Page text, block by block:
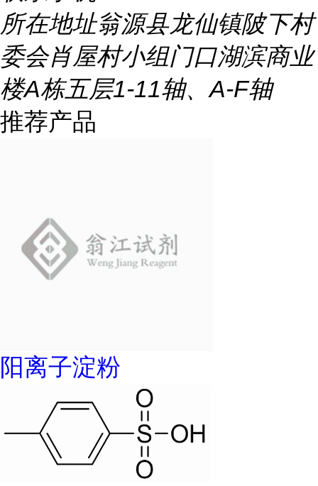
所在地址翁源县龙仙镇陂下村
委会肖屋村小组门口湖滨商业
楼A栋五层1-11轴、A-F轴
推荐产品
阳离子淀粉